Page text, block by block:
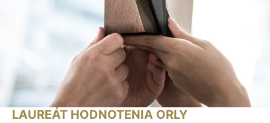
LAUREÁT HODNOTENIA ORLY